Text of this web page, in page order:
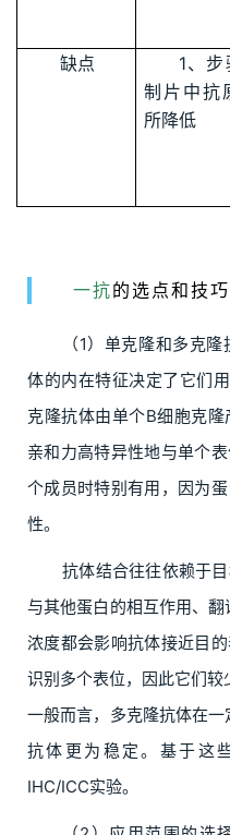
缺点
1、步
制片中抗
所降低
一抗的选点和技巧
（1）单克隆和多克
体的内在特征决定了它们
克隆抗体由单个B细胞克
亲和力高特异性地与单个
个成员时特别有用，因为
性。
抗体结合往往依赖于
与其他蛋白的相互作用、
浓度都会影响抗体接近目
识别多个表位，因此它们较
一般而言，多克隆抗体在
抗体更为稳定。基于这
IHC/ICC实验。